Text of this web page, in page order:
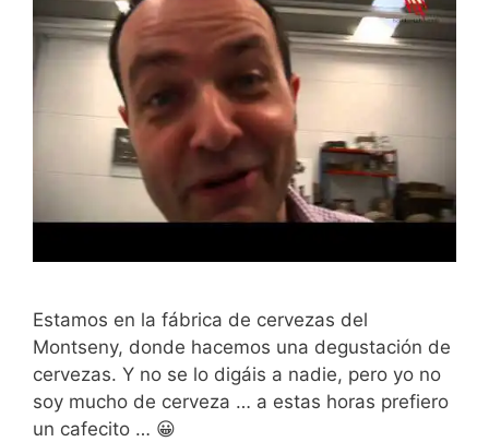
Estamos en la fábrica de cervezas del
Montseny, donde hacemos una degustación de
cervezas. Y no se lo digáis a nadie, pero yo no
soy mucho de cerveza … a estas horas prefiero
un cafecito … 😀